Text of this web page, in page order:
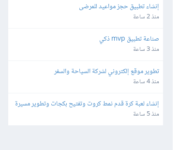
إنشاء تطبيق حجز مواعيد للمرضى
منذ 2 ساعة
صناعة تطبيق mvp ذكي
منذ 3 ساعة
تطوير موقع إلكتروني لشركة السياحة والسفر
منذ 4 ساعة
لاعب للهواتف
منذ 5 ساعة